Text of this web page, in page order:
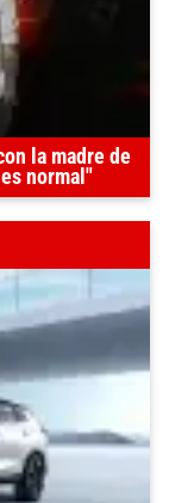
la madre de
normal"